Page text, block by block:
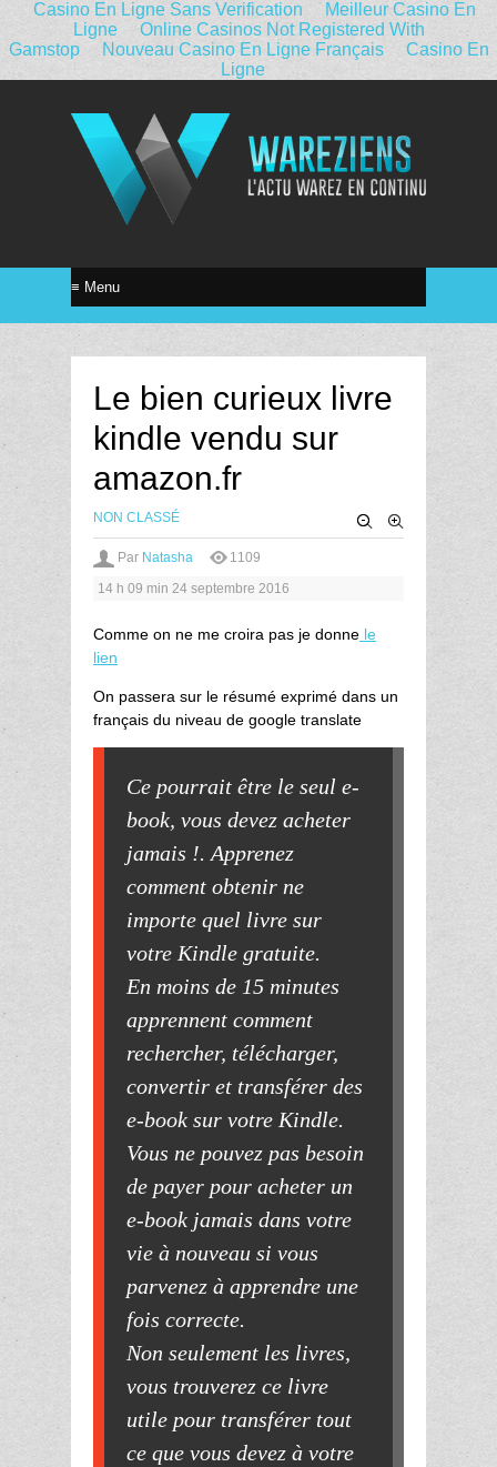
Casino En Ligne Sans Verification
Meilleur Casino En
Ligne
Online Casinos Not Registered With
Gamstop
Nouveau Casino En Ligne Français
Casino En
Ligne
Le bien curieux livre
kindle vendu sur
amazon.fr
NON CLASSÉ
Par Natasha
1109
14 h 09 min 24 septembre 2016
Comme on ne me croira pas je donne le
lien
On passera sur le résumé exprimé dans un
français du niveau de google translate
Ce pourrait être le seul e-
book, vous devez acheter
jamais !. Apprenez
comment obtenir ne
importe quel livre sur
votre Kindle gratuite.
En moins de 15 minutes
apprennent comment
rechercher, télécharger,
convertir et transférer des
e-book sur votre Kindle.
Vous ne pouvez pas besoin
de payer pour acheter un
e-book jamais dans votre
vie à nouveau si vous
parvenez à apprendre une
fois correcte.
Non seulement les livres,
vous trouverez ce livre
utile pour transférer tout
ce que vous devez à votre